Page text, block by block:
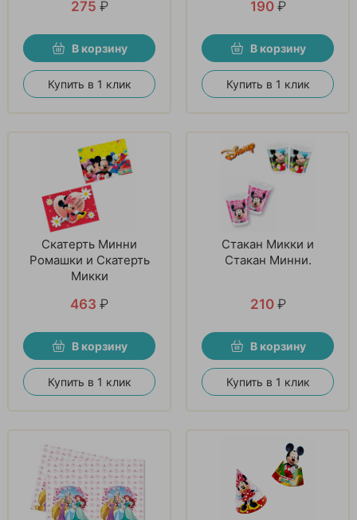
275 ₽
В корзину
Купить в 1 клик
190 ₽
В корзину
Купить в 1 клик
Скатерть Минни
Ромашки и Скатерть
Микки
463 ₽
В корзину
Купить в 1 клик
Стакан Микки и
Стакан Минни.
210 ₽
В корзину
Купить в 1 клик